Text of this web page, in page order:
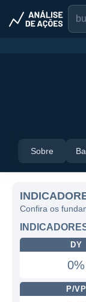
Sobre
Confira os
DY
0%
P/VP